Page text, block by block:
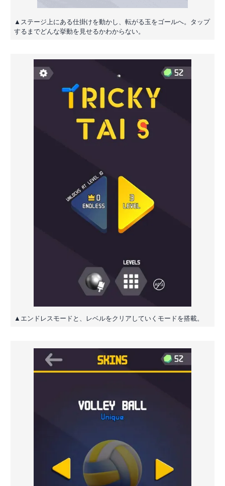
▲ステージ上にある仕掛けを動かし、転がる玉をゴールへ。タップ
するまでどんな挙動を見せるかわからない。
▲エンドレスモードと、レベルをクリアしていくモードを搭載。